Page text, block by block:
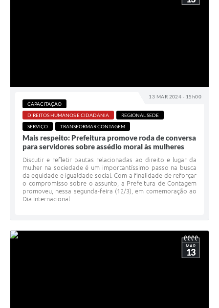
13 MAR 2024 - 15h00
CAPACITAÇÃO
DIREITOS HUMANOS E CIDADANIA
REGIONAL SEDE
SERVIÇO
TRANSFORMAR CONTAGEM
Mais respeito: Prefeitura promove roda de conversa
para servidores sobre assédio moral às mulheres
Discutir e refletir pautas relacionadas ao direito e lugar da
mulher na sociedade é um importantíssimo passo na busca
da equidade e igualdade social. Com a finalidade de reforçar
o compromisso sobre o assunto, a Prefeitura de Contagem
promoveu, nessa segunda-feira (12/3), em comemoração ao
Dia Internacional...
MAR
13